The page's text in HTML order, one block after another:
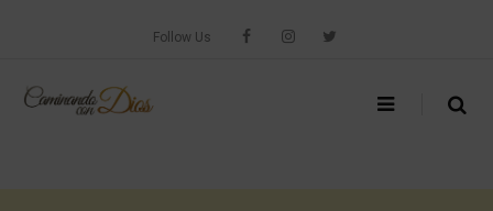
Follow Us